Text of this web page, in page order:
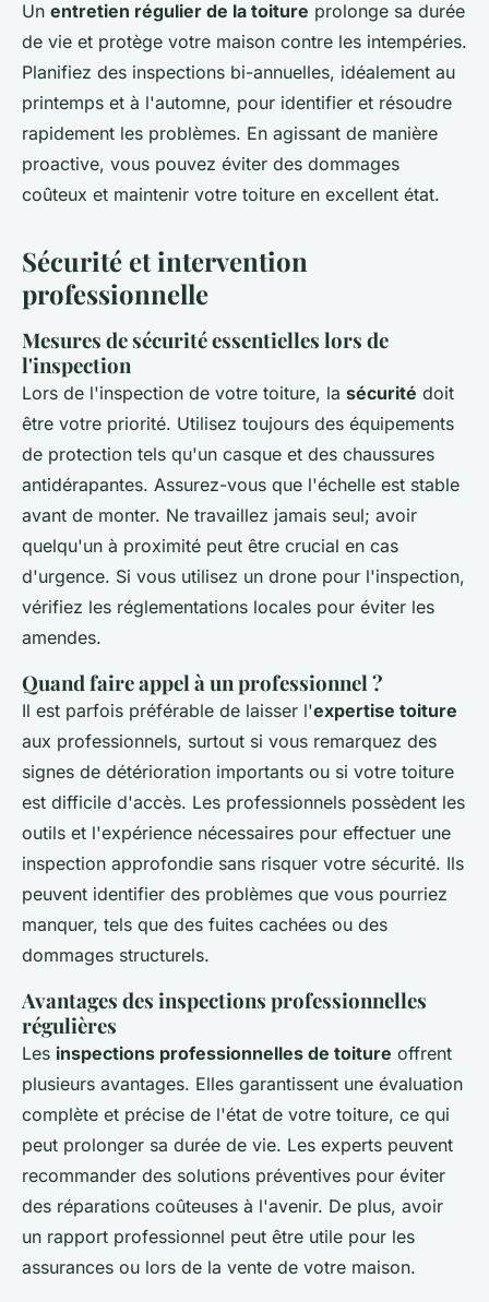
Un entretien régulier de la toiture prolonge sa durée
de vie et protège votre maison contre les intempéries.
Planifiez des inspections bi-annuelles, idéalement au
printemps et à l'automne, pour identifier et résoudre
rapidement les problèmes. En agissant de manière
proactive, vous pouvez éviter des dommages
coûteux et maintenir votre toiture en excellent état.
Sécurité et intervention
professionnelle
Mesures de sécurité essentielles lors de
l'inspection
Lors de l'inspection de votre toiture, la sécurité doit
être votre priorité. Utilisez toujours des équipements
de protection tels qu'un casque et des chaussures
antidérapantes. Assurez-vous que l'échelle est stable
avant de monter. Ne travaillez jamais seul; avoir
quelqu'un à proximité peut être crucial en cas
d'urgence. Si vous utilisez un drone pour l'inspection,
vérifiez les réglementations locales pour éviter les
amendes.
Quand faire appel à un professionnel ?
Il est parfois préférable de laisser l'expertise toiture
aux professionnels, surtout si vous remarquez des
signes de détérioration importants ou si votre toiture
est difficile d'accès. Les professionnels possèdent les
outils et l'expérience nécessaires pour effectuer une
inspection approfondie sans risquer votre sécurité. Ils
peuvent identifier des problèmes que vous pourriez
manquer, tels que des fuites cachées ou des
dommages structurels.
Avantages des inspections professionnelles
régulières
Les inspections professionnelles de toiture offrent
plusieurs avantages. Elles garantissent une évaluation
complète et précise de l'état de votre toiture, ce qui
peut prolonger sa durée de vie. Les experts peuvent
recommander des solutions préventives pour éviter
des réparations coûteuses à l'avenir. De plus, avoir
un rapport professionnel peut être utile pour les
assurances ou lors de la vente de votre maison.